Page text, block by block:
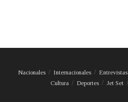
Nacionales Internacionales Entrevistas
Cultura
Deportes Jet Set